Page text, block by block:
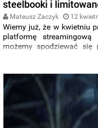
steelbooki i
Mateusz Zaczyk 12
Wiemy już, że w kwietniu
platformę streamingową
możemy spodziewać się